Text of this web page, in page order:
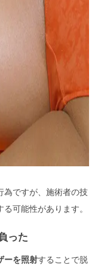
為ですが、施術者の技
可能性があります。
った
ーを照射することで脱